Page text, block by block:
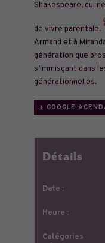
Shakespeare, qui
de vivre parentale.
Armand et à
génération que
s’immisçant dans
générationnelles.
+ GOOGLE
Détails
Date :
Heure :
Catégories